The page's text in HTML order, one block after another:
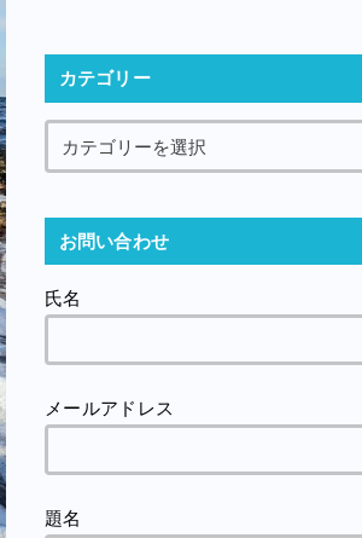
カテゴリー
お問い合わせ
氏名
メールアドレス
題名